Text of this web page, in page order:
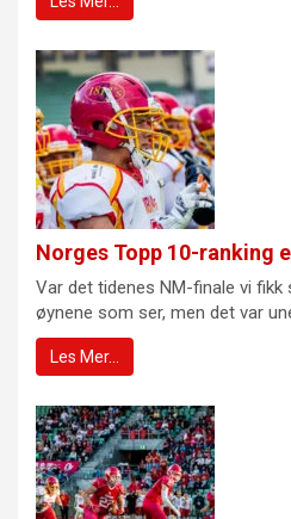
Norges Topp 10-ranking
Var det tidenes NM-finale vi fikk
øynene som ser, men det var
Les Mer…